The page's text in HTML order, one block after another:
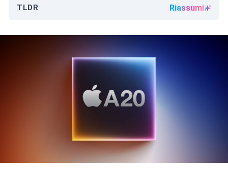
TLDR Riassumi